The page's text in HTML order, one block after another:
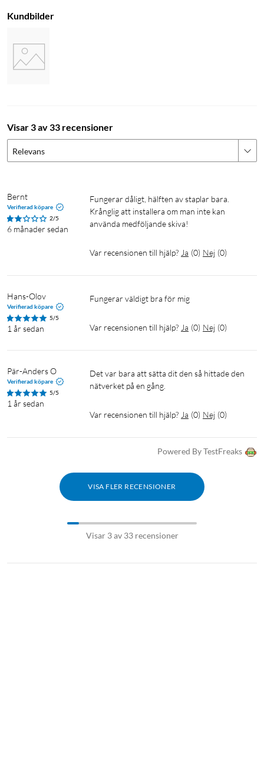
Kundbilder
Visar 3 av 33 recensioner
Relevans
Bernt
Verifierad köpare
2/5
6 månader sedan
Fungerar dåligt, hälften av staplar bara.
Krånglig att installera om man inte kan
använda medföljande skiva!
Var recensionen till hjälp? Ja (0) Nej (0)
Hans-Olov
Verifierad köpare
5/5
1 år sedan
Fungerar väldigt bra för mig
Var recensionen till hjälp? Ja (0) Nej (0)
Pär-Anders O
Verifierad köpare
5/5
1 år sedan
Det var bara att sätta dit den så hittade den
nätverket på en gång.
Var recensionen till hjälp? Ja (0) Nej (0)
Powered By TestFreaks
VISA FLER RECENSIONER
Visar 3 av 33 recensioner